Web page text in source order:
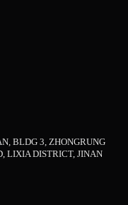
BLDG 3, ZHONGRUNG
LIXIA DISTRICT, JINAN